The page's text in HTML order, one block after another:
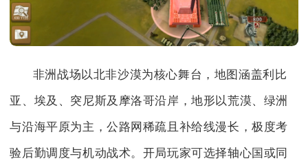
非洲战场以北非沙漠为核心舞台，地图涵盖利比
亚、埃及、突尼斯及摩洛哥沿岸，地形以荒漠、绿洲
与沿海平原为主，公路网稀疏且补给线漫长，极度考
验后勤调度与机动战术。开局玩家可选择轴心国或同